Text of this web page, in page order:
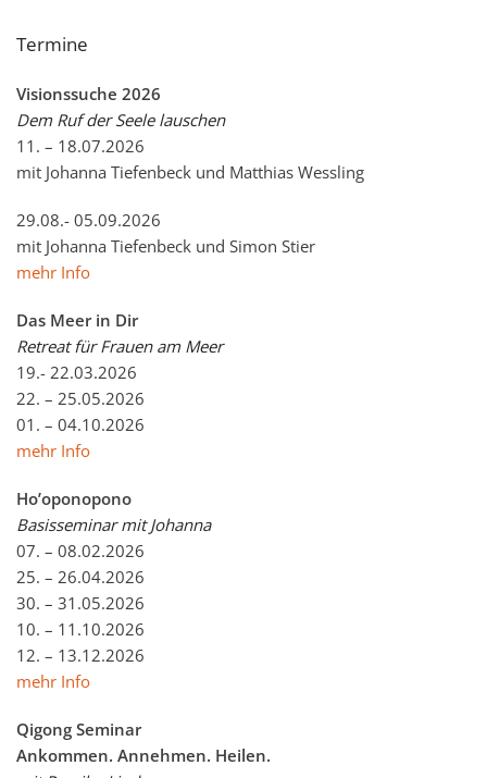
Termine
Visionssuche 2026
Dem Ruf der Seele lauschen
11. – 18.07.2026
mit Johanna Tiefenbeck und Matthias Wessling
29.08.- 05.09.2026
mit Johanna Tiefenbeck und Simon Stier
mehr Info
Das Meer in Dir
Retreat für Frauen am Meer
19.- 22.03.2026
22. – 25.05.2026
01. – 04.10.2026
mehr Info
Ho’oponopono
Basisseminar mit Johanna
07. – 08.02.2026
25. – 26.04.2026
30. – 31.05.2026
10. – 11.10.2026
12. – 13.12.2026
mehr Info
Qigong Seminar
Ankommen. Annehmen. Heilen.